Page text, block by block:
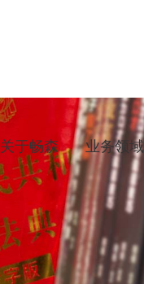
关于畅森 业务领域